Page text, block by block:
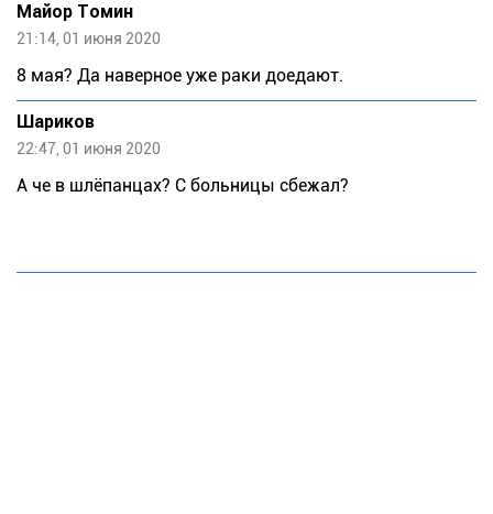
Майор Томин
21:14, 01 июня 2020
8 мая? Да наверное уже раки доедают.
Шариков
22:47, 01 июня 2020
А че в шлёпанцах? С больницы сбежал?